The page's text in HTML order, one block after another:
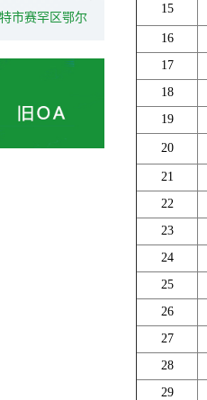
市赛罕区鄂尔
15
16
17
18
19
20
21
22
23
24
25
26
27
28
29